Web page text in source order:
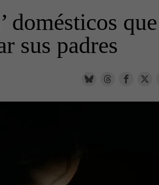
domésticos que
sus padres